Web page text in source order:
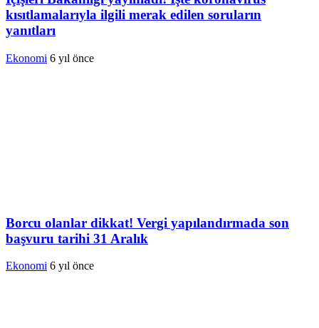
kısıtlamalarıyla ilgili merak edilen soruların
yanıtları
Ekonomi 6 yıl önce
Borcu olanlar dikkat! Vergi yapılandırmada son
başvuru tarihi 31 Aralık
Ekonomi 6 yıl önce